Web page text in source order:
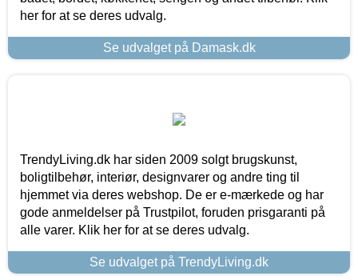
her for at se deres udvalg.
Se udvalget på Damask.dk
TrendyLiving.dk har siden 2009 solgt brugskunst,
boligtilbehør, interiør, designvarer og andre ting til
hjemmet via deres webshop. De er e-mærkede og har
gode anmeldelser på Trustpilot, foruden prisgaranti på
alle varer. Klik her for at se deres udvalg.
Se udvalget på TrendyLiving.dk